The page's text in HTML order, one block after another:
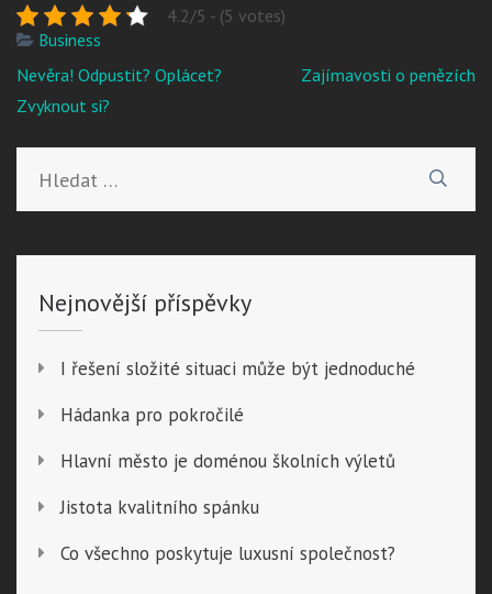
4.2/5 - (5 votes)
Business
Navigace
pro
Nevěra! Odpustit? Oplácet?
Zvyknout si?
Zajímavosti o penězích
Nejnovější příspěvky
I řešení složité situaci může být jednoduché
Hádanka pro pokročilé
Hlavní město je doménou školních výletů
Jistota kvalitního spánku
Co všechno poskytuje luxusní společnost?